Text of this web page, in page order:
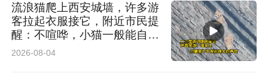
流浪猫爬上西安城墙，许多游
客拉起衣服接它，附近市民提
醒：不喧哗，小猫一般能自行
脱困
2026-08-04